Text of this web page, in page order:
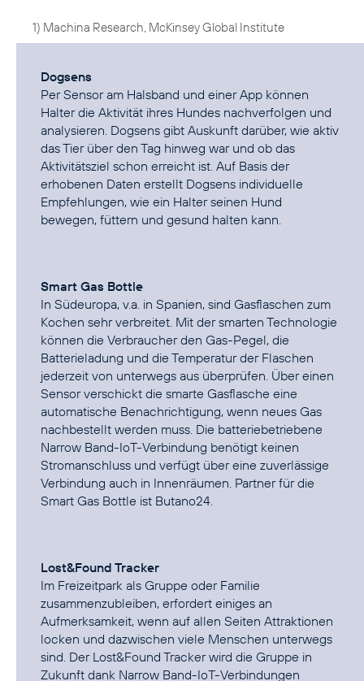
1) Machina Research, McKinsey Global Institute
Dogsens
Per Sensor am Halsband und einer App können
Halter die Aktivität ihres Hundes nachverfolgen und
analysieren. Dogsens gibt Auskunft darüber, wie aktiv
das Tier über den Tag hinweg war und ob das
Aktivitätsziel schon erreicht ist. Auf Basis der
erhobenen Daten erstellt Dogsens individuelle
Empfehlungen, wie ein Halter seinen Hund
bewegen, füttern und gesund halten kann.
Smart Gas Bottle
In Südeuropa, v.a. in Spanien, sind Gasflaschen zum
Kochen sehr verbreitet. Mit der smarten Technologie
können die Verbraucher den Gas-Pegel, die
Batterieladung und die Temperatur der Flaschen
jederzeit von unterwegs aus überprüfen. Über einen
Sensor verschickt die smarte Gasflasche eine
automatische Benachrichtigung, wenn neues Gas
nachbestellt werden muss. Die batteriebetriebene
Narrow Band-IoT-Verbindung benötigt keinen
Stromanschluss und verfügt über eine zuverlässige
Verbindung auch in Innenräumen. Partner für die
Smart Gas Bottle ist Butano24.
Lost&Found Tracker
Im Freizeitpark als Gruppe oder Familie
zusammenzubleiben, erfordert einiges an
Aufmerksamkeit, wenn auf allen Seiten Attraktionen
locken und dazwischen viele Menschen unterwegs
sind. Der Lost&Found Tracker wird die Gruppe in
Zukunft dank Narrow Band-IoT-Verbindungen